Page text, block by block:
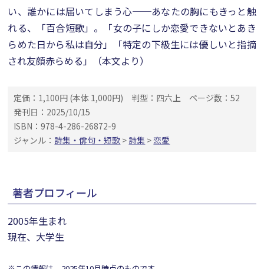
い、誰かには届いてしまう心──あなたの胸にもきっと触
れる、「百合短歌」。「女の子にしか恋愛できないとあき
らめた日から私は自分」「特定の下級生には優しいと指摘
され友顔赤らめる」（本文より）
定価：1,100円 (本体 1,000円) 判型：四六上
ページ数：52
発刊日：2025/10/15
ISBN：978-4-286-26872-9
ジャンル： 詩集・俳句・短歌 > 詩集 > 恋愛
著者プロフィール
2005年生まれ
現在、大学生